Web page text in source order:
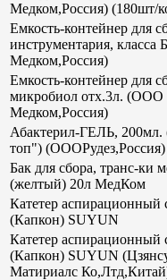
Медком,Россия) (180шт/
Емкость-контейнер для
инструментария,
Медком,Россия)
Емкость-контейнер для
микробиол отх.3л.
Медком,Россия)
Абактерил-ГЕЛЬ, 200мл.
топ") (ОООРудез,Россия)
Бак для сбора, транс-ки
(желтый) 20л МедКом
Катетер аспирационный
(Капкон) SUYUN
Катетер аспирационный
(Капкон) SUYUN
Матириалс